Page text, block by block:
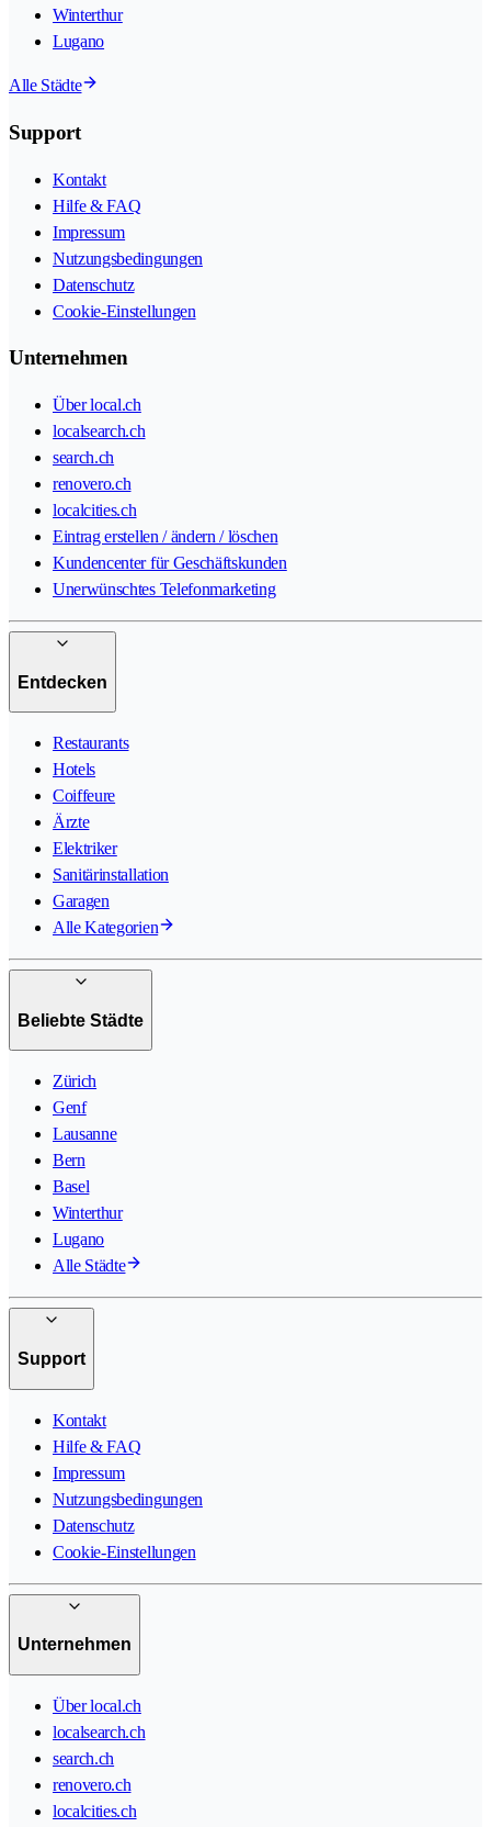
Winterthur
Lugano
Alle Städte
Support
Kontakt
Hilfe & FAQ
Impressum
Nutzungsbedingungen
Datenschutz
Cookie-Einstellungen
Unternehmen
Über local.ch
localsearch.ch
search.ch
renovero.ch
localcities.ch
Eintrag erstellen / ändern / löschen
Kundencenter für Geschäftskunden
Unerwünschtes Telefonmarketing
Entdecken
Restaurants
Hotels
Coiffeure
Ärzte
Elektriker
Sanitärinstallation
Garagen
Alle Kategorien
Beliebte Städte
Zürich
Genf
Lausanne
Bern
Basel
Winterthur
Lugano
Alle Städte
Support
Kontakt
Hilfe & FAQ
Impressum
Nutzungsbedingungen
Datenschutz
Cookie-Einstellungen
Unternehmen
Über local.ch
localsearch.ch
search.ch
renovero.ch
localcities.ch